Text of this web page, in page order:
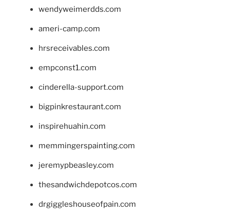
wendyweimerdds.com
ameri-camp.com
hrsreceivables.com
empconst1.com
cinderella-support.com
bigpinkrestaurant.com
inspirehuahin.com
memmingerspainting.com
jeremypbeasley.com
thesandwichdepotcos.com
drgiggleshouseofpain.com